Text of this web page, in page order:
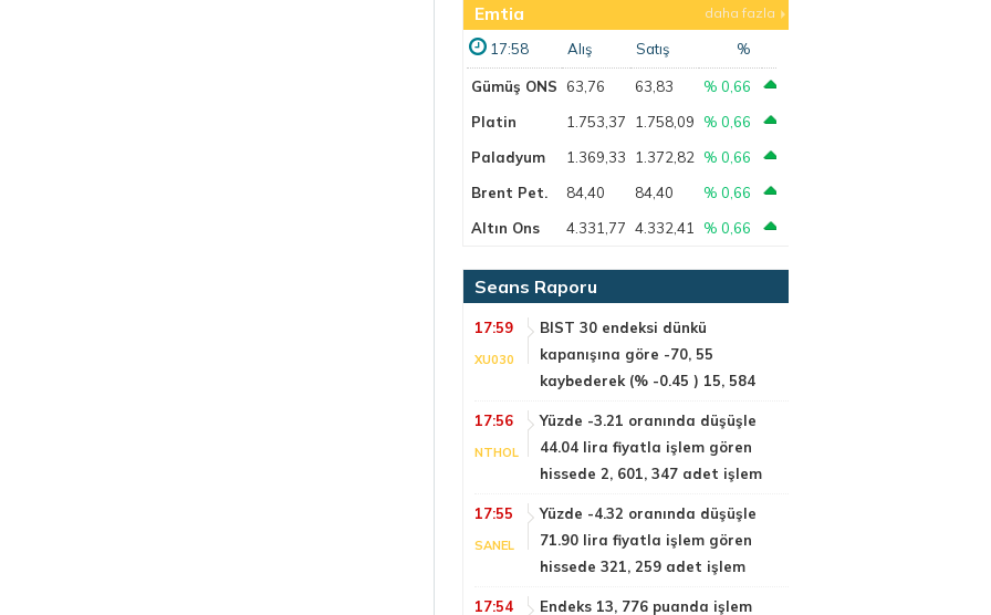
Emtia daha fazla
17:58 Alış Satış %
Gümüş ONS 63,76 63,83
% 0,66
Platin
1.753,37 1.758,09
% 0,66
Paladyum
1.369,33 1.372,82
% 0,66
Brent Pet.
84,40 84,40
% 0,66
Altın Ons
4.331,77 4.332,41 % 0,66
Seans Raporu
17:59
XU030
BIST 30 endeksi dünkü
kapanışına göre -70, 55
kaybederek (% -0.45 ) 15, 584
17:56
NTHOL
Yüzde -3.21 oranında düşüşle
44.04 lira fiyatla işlem gören
hissede 2, 601, 347 adet işlem
17:55
SANEL
Yüzde -4.32 oranında düşüşle
71.90 lira fiyatla işlem gören
hissede 321, 259 adet işlem
17:54
Endeks 13, 776 puanda işlem